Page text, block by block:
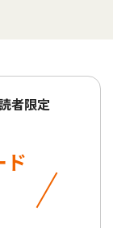
者限定
ド